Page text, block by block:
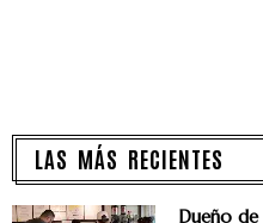
LAS MÁS RECIENTES
Dueño